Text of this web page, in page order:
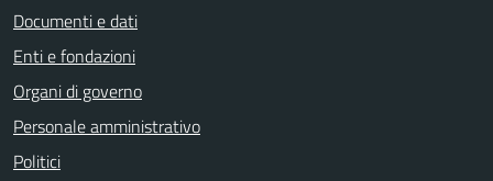
Documenti e dati
Enti e fondazioni
Organi di governo
Personale amministrativo
Politici